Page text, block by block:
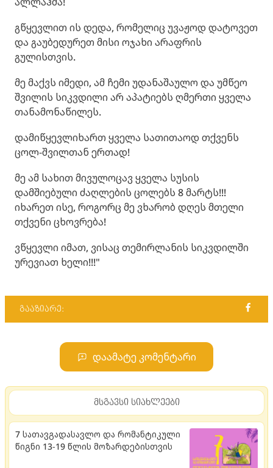
გწყევლით ის დედა, რომელიც უვაჟოდ დატოვეთ
და გაუბედურეთ მისი ოჯახი არაფრის
გულისთვის.
მე მაქვს იმედი, ამ ჩემი უდანაშაულო და უმწეო
შვილის სიკვდილი არ აპატიებს ღმერთი ყველა
თანამონაწილეს.
დამიწყევლიხართ ყველა სათითაოდ თქვენს
ცოლ-შვილთან ერთად!
მე ამ სახით მივულოცავ ყველა სუსის
დამშიებული ძაღლების ცოლებს 8 მარტს!!!
იხარეთ ისე, როგორც მე ვხარობ დღეს მთელი
თქვენი ცხოვრება!
ვწყევლი იმათ, ვისაც თემირლანის სიკვდილში
ურევიათ ხელი!!!"
გააზიარე:
დაამატე კომენტარი
მსგავსი სიახლეები
7 სათავგადასავლო და რომანტიკული
წიგნი 13-19 წლის მოზარდებისთვის